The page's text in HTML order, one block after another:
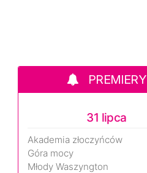
PREMIERY
31 lipca
Akademia złoczyńców
Góra mocy
Młody Waszyngton